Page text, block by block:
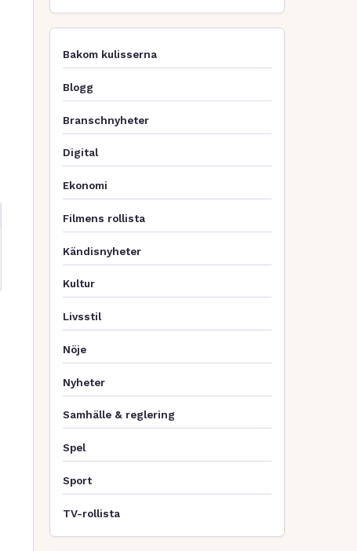
Bakom kulisserna
Blogg
Branschnyheter
Digital
Ekonomi
Filmens rollista
Kändisnyheter
Kultur
Livsstil
Nöje
Nyheter
Samhälle & reglering
Spel
Sport
TV-rollista